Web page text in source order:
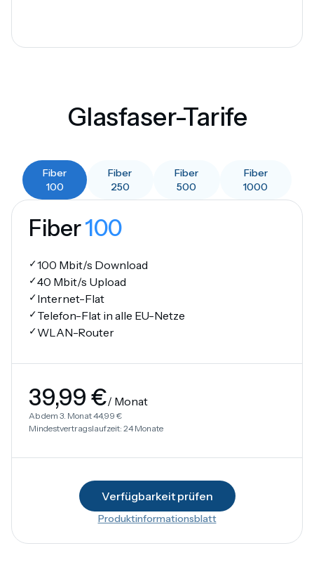
Glasfaser-Tarife
Fiber
100
Fiber
250
Fiber
500
Fiber
1000
Fiber100
✓100 Mbit/s Download
✓40 Mbit/s Upload
✓Internet-Flat
✓Telefon-Flat in alle EU-Netze
✓WLAN-Router
39,99 €/ Monat
Ab dem 3. Monat44,99 €
Mindestvertragslaufzeit: 24 Monate
Verfügbarkeit prüfen
Produktinformationsblatt